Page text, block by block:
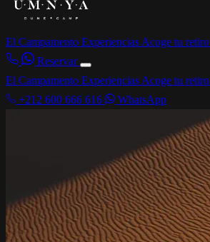
El Campamento Experiencias Acoge tu retiro
Reservar
El Campamento Experiencias Acoge tu retiro
+212 600 666 616
WhatsApp